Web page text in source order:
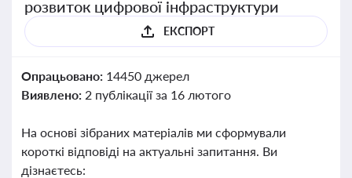
розвиток цифрової інфраструктури
ЕКСПОРТ
Опрацьовано: 14450 джерел
Виявлено: 2 публікації за 16 лютого
На основі зібраних матеріалів ми сформували
короткі відповіді на актуальні запитання. Ви
дізнаєтесь: